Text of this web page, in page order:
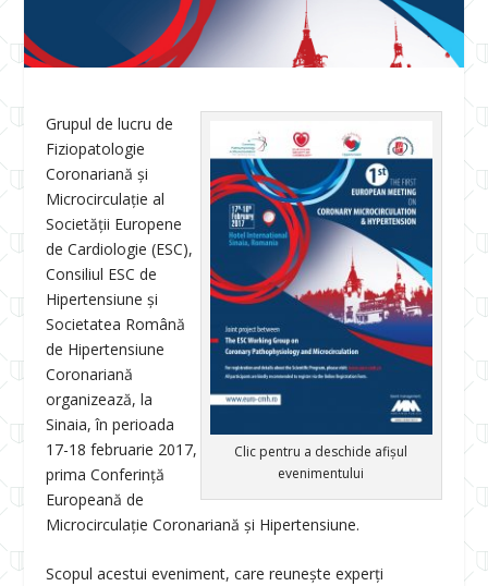
Clic pentru a deschide afișul
evenimentului
Grupul de lucru de
Fiziopatologie
Coronariană și
Microcirculație al
Societății Europene
de Cardiologie (ESC),
Consiliul ESC de
Hipertensiune și
Societatea Română
de Hipertensiune
Coronariană
organizează, la
Sinaia, în perioada
17-18 februarie 2017,
prima Conferință
Europeană de
Microcirculație Coronariană și Hipertensiune.
Scopul acestui eveniment, care reunește experți